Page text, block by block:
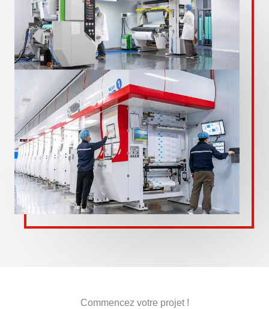
Commencez votre projet !